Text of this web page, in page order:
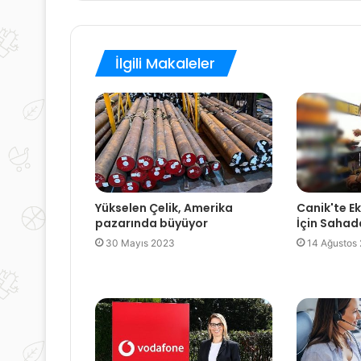
İlgili Makaleler
Yükselen Çelik, Amerika
pazarında büyüyor
30 Mayıs 2023
Canik'te
İçin
14 Ağustos